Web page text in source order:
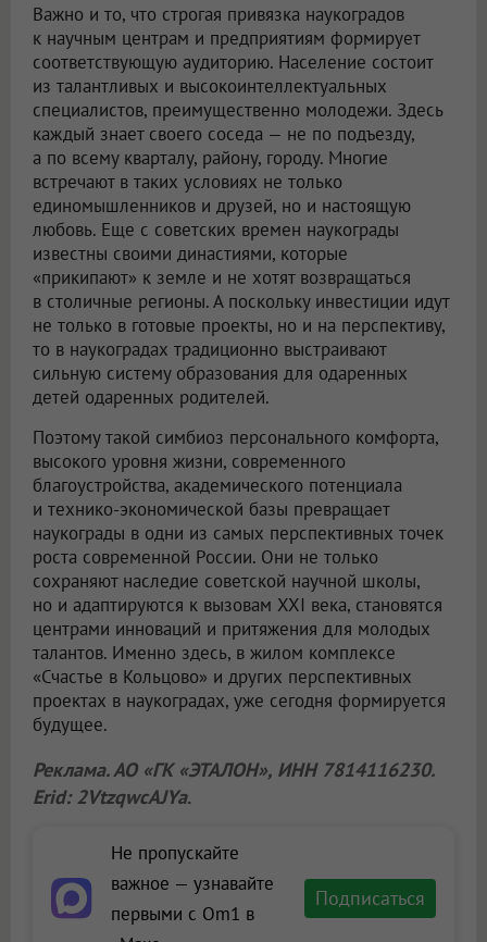
Важно и то, что строгая привязка наукоградов
к научным центрам и предприятиям формирует
соответствующую аудиторию. Население состоит
из талантливых и высокоинтеллектуальных
специалистов, преимущественно молодежи. Здесь
каждый знает своего соседа — не по подъезду,
а по всему кварталу, району, городу. Многие
встречают в таких условиях не только
единомышленников и друзей, но и настоящую
любовь. Еще с советских времен наукограды
известны своими династиями, которые
«прикипают» к земле и не хотят возвращаться
в столичные регионы. А поскольку инвестиции идут
не только в готовые проекты, но и на перспективу,
то в наукоградах традиционно выстраивают
сильную систему образования для одаренных
детей одаренных родителей.
Поэтому такой симбиоз персонального комфорта,
высокого уровня жизни, современного
благоустройства, академического потенциала
и технико-экономической базы превращает
наукограды в одни из самых перспективных точек
роста современной России. Они не только
сохраняют наследие советской научной школы,
но и адаптируются к вызовам XXI века, становятся
центрами инноваций и притяжения для молодых
талантов. Именно здесь, в жилом комплексе
«Счастье в Кольцово» и других перспективных
проектах в наукоградах, уже сегодня формируется
будущее.
Реклама. АО «ГК «ЭТАЛОН», ИНН 7814116230.
Erid: 2VtzqwcAJYa.
Не пропускайте
важное — узнавайте
первыми с Om1 в
Подписаться